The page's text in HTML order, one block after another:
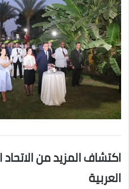
اكتشاف المزيد من
العربية